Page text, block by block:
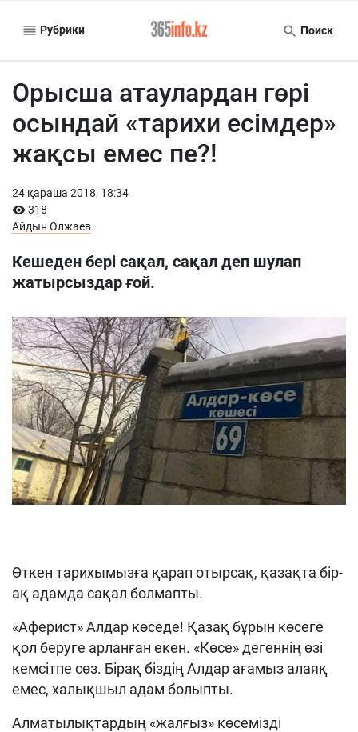
Рубрики Поиск
Орысша атаулардан гөрі
осындай «тарихи есімдер»
жақсы емес пе?!
24 қараша 2018, 18:34
318
Айдын Олжаев
Кешеден бері сақал, сақал деп шулап
жатырсыздар ғой.
Өткен тарихымызға қарап отырсақ, қазақта бір-
ақ адамда сақал болмапты.
«Аферист» Алдар көседе! Қазақ бұрын көсеге
қол беруге арланған екен. «Көсе» дегеннің өзі
кемсітпе сөз. Бірақ біздің Алдар ағамыз алаяқ
емес, халықшыл адам болыпты.
Алматылықтардың «жалғыз» көсемізді